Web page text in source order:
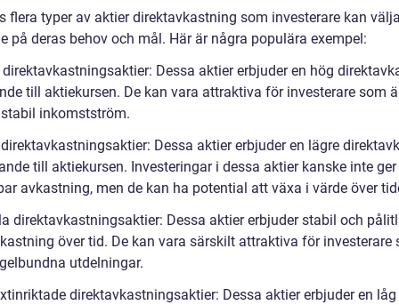
flera typer av aktier direktavkastning som investerare kan
på deras behov och mål. Här är några populära exempel:
Dessa aktier erbjuder en hög
till aktiekursen. De kan vara attraktiva för investerare som
inkomstström.
Dessa aktier erbjuder en lägre
till aktiekursen. Investeringar i dessa aktier kanske inte
avkastning, men de kan ha potential att växa i värde över
direktavkastningsaktier: Dessa aktier erbjuder stabil och
över tid. De kan vara särskilt attraktiva för investerare
utdelningar.
direktavkastningsaktier: Dessa aktier erbjuder en låg